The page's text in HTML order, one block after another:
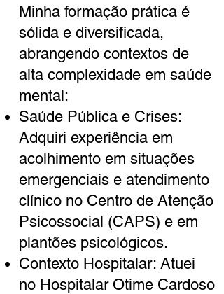
Minha formação prática é
sólida e diversificada,
abrangendo contextos de
alta complexidade em saúde
mental:
Saúde Pública e Crises:
Adquiri experiência em
acolhimento em situações
emergenciais e atendimento
clínico no Centro de Atenção
Psicossocial (CAPS) e em
plantões psicológicos.
Contexto Hospitalar: Atuei
no Hospitalar Otime Cardoso